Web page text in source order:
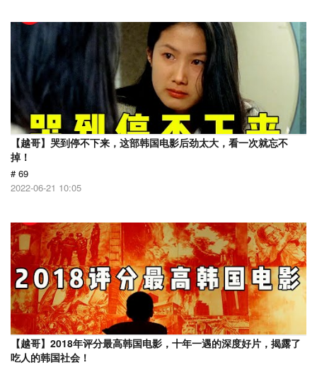
【越哥】哭到停不下来，这部韩国电影后劲太大，看一次就忘不
掉！
# 69
2022-06-21 10:05
【越哥】2018年评分最高韩国电影，十年一遇的深度好片，揭露了
吃人的韩国社会！